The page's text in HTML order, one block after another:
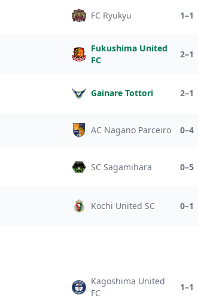
FC Ryukyu 1–1
Fukushima United
FC
2–1
Gainare Tottori 2–1
AC Nagano Parceiro 0–4
SC Sagamihara 0–5
Kochi United SC 0–1
Kagoshima United
FC
1–1